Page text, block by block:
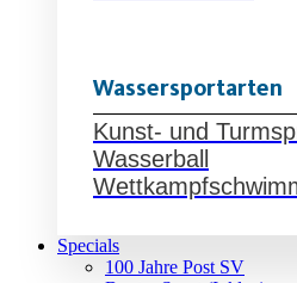
Wassersportarten
Kunst- und
Wasserball
Specials
100 Jahre Post SV